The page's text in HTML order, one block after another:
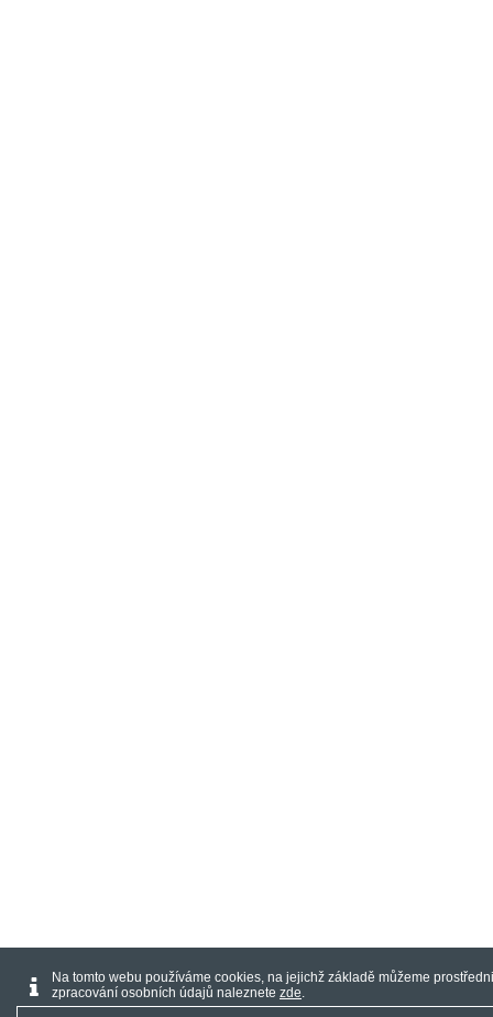
Na tomto webu používáme cookies, na jejichž základě můžeme
zpracování osobních údajů naleznete zde.